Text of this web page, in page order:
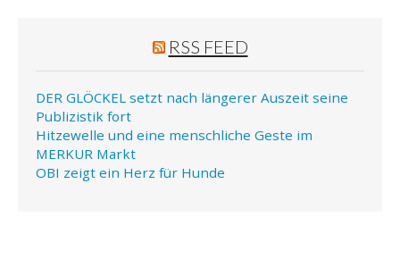
RSS FEED
DER GLÖCKEL setzt nach längerer Auszeit seine
Publizistik fort
Hitzewelle und eine menschliche Geste im
MERKUR Markt
OBI zeigt ein Herz für Hunde